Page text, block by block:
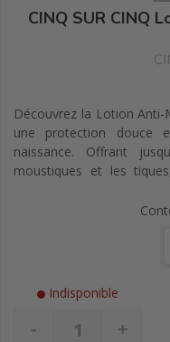
CINQ SUR CINQ
Découvrez la Lotion Anti-
une protection douce
naissance. Offrant
moustiques et les
Indisponible
- +